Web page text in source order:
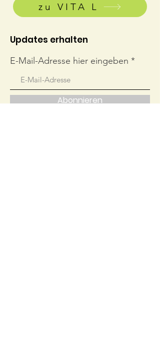
zu VITA L
Updates erhalten
E-Mail-Adresse hier eingeben
Abonnieren